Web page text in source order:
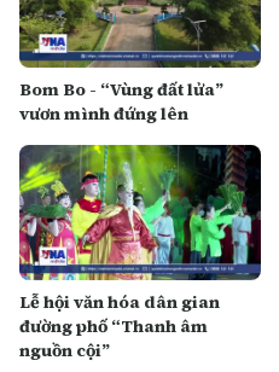
Bom Bo - “Vùng đất lửa”
vươn mình đứng lên
Lễ hội văn hóa dân gian
đường phố “Thanh âm
nguồn cội”